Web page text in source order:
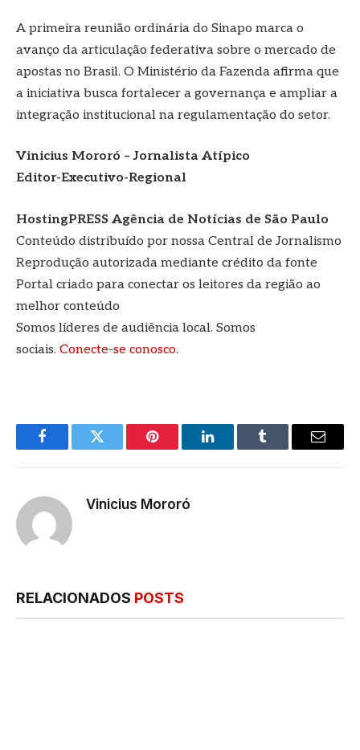
A primeira reunião ordinária do Sinapo marca o
avanço da articulação federativa sobre o mercado de
apostas no Brasil. O Ministério da Fazenda afirma que
a iniciativa busca fortalecer a governança e ampliar a
integração institucional na regulamentação do setor.
Vinicius Mororó – Jornalista Atípico
Editor-Executivo-Regional
HostingPRESS Agência de Notícias de São Paulo
Conteúdo distribuído por nossa Central de Jornalismo
Reprodução autorizada mediante crédito da fonte
Portal criado para conectar os leitores da região ao
melhor conteúdo
Somos líderes de audiência local. Somos
sociais. Conecte-se conosco.
FacebookTwitter Pinterest LinkedInTumblr
E-
Vinicius Mororó
RELACIONADOS POSTS